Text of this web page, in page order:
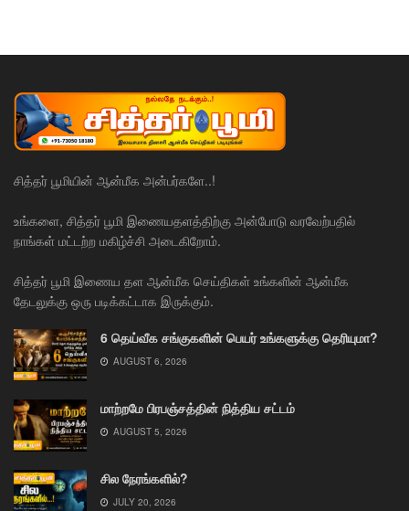
சித்தர் பூமியின் ஆன்மீக அன்பர்களே..!
உங்களை, சித்தர் பூமி இணையதளத்திற்கு அன்போடு வரவேற்பதில்
நாங்கள் மட்டற்ற மகிழ்ச்சி அடைகிறோம்.
சித்தர் பூமி இணைய தள ஆன்மீக செய்திகள் உங்களின் ஆன்மீக
தேடலுக்கு ஒரு படிக்கட்டாக இருக்கும்.
6 தெய்வீக சங்குகளின் பெயர் உங்களுக்கு தெரியுமா?
AUGUST 6, 2026
மாற்றமே பிரபஞ்சத்தின் நித்திய சட்டம்
AUGUST 5, 2026
சில நேரங்களில்?
JULY 20, 2026